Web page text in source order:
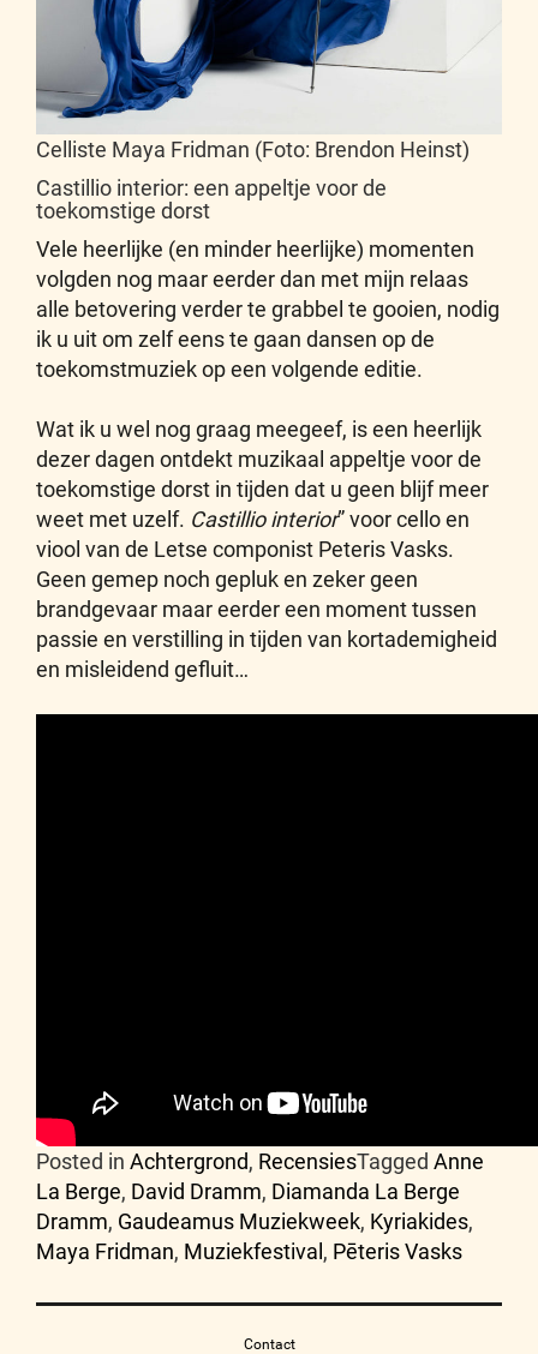
Celliste Maya Fridman (Foto: Brendon Heinst)
Castillio interior: een appeltje voor de
toekomstige dorst
Vele heerlijke (en minder heerlijke) momenten
volgden nog maar eerder dan met mijn relaas
alle betovering verder te grabbel te gooien, nodig
ik u uit om zelf eens te gaan dansen op de
toekomstmuziek op een volgende editie.
Wat ik u wel nog graag meegeef, is een heerlijk
dezer dagen ontdekt muzikaal appeltje voor de
toekomstige dorst in tijden dat u geen blijf meer
weet met uzelf. Castillio interior” voor cello en
viool van de Letse componist Peteris Vasks.
Geen gemep noch gepluk en zeker geen
brandgevaar maar eerder een moment tussen
passie en verstilling in tijden van kortademigheid
en misleidend gefluit…
Posted in Achtergrond, RecensiesTagged Anne
La Berge, David Dramm, Diamanda La Berge
Dramm, Gaudeamus Muziekweek, Kyriakides,
Maya Fridman, Muziekfestival, Pēteris Vasks
Contact